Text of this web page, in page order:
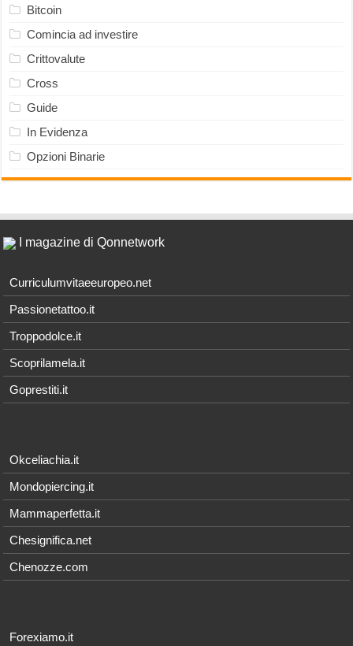
Bitcoin
Comincia ad investire
Crittovalute
Cross
Guide
In Evidenza
Opzioni Binarie
I magazine di Qonnetwork
Curriculumvitaeeuropeo.net
Passionetattoo.it
Troppodolce.it
Scoprilamela.it
Goprestiti.it
Okceliachia.it
Mondopiercing.it
Mammaperfetta.it
Chesignifica.net
Chenozze.com
Forexiamo.it